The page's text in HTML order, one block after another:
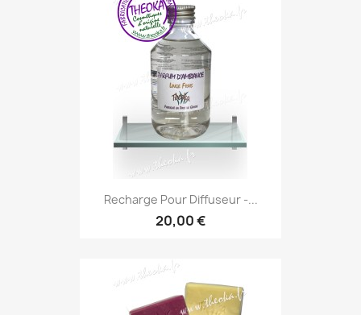
Recharge Pour Diffuseur -...
20,00 €